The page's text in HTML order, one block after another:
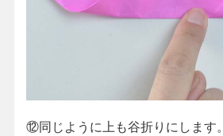
⑫同じように上も谷折りにします。